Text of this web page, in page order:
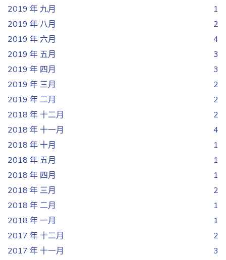
2019 年 九月
1
2019 年 八月
2
2019 年 六月
4
2019 年 五月
3
2019 年 四月
3
2019 年 三月
2
2019 年 二月
2
2018 年 十二月
2
2018 年 十一月
4
2018 年 十月
1
2018 年 五月
1
2018 年 四月
1
2018 年 三月
2
2018 年 二月
1
2018 年 一月
1
2017 年 十二月
2
2017 年 十一月
3